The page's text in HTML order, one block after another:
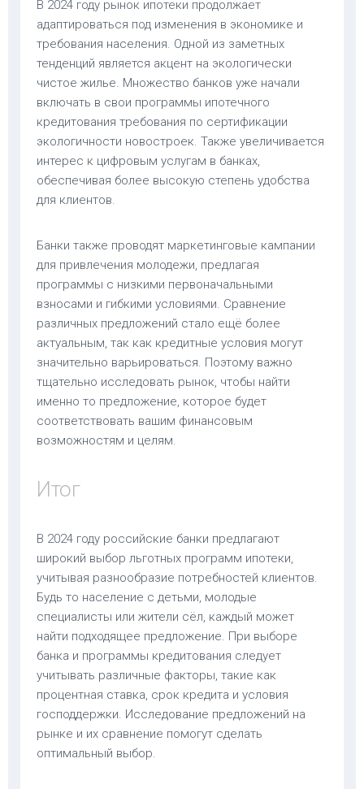
В 2024 году рынок ипотеки продолжает
адаптироваться под изменения в экономике и
требования населения. Одной из заметных
тенденций является акцент на экологически
чистое жилье. Множество банков уже начали
включать в свои программы ипотечного
кредитования требования по сертификации
экологичности новостроек. Также увеличивается
интерес к цифровым услугам в банках,
обеспечивая более высокую степень удобства
для клиентов.
Банки также проводят маркетинговые кампании
для привлечения молодежи, предлагая
программы с низкими первоначальными
взносами и гибкими условиями. Сравнение
различных предложений стало ещё более
актуальным, так как кредитные условия могут
значительно варьироваться. Поэтому важно
тщательно исследовать рынок, чтобы найти
именно то предложение, которое будет
соответствовать вашим финансовым
возможностям и целям.
Итог
В 2024 году российские банки предлагают
широкий выбор льготных программ ипотеки,
учитывая разнообразие потребностей клиентов.
Будь то население с детьми, молодые
специалисты или жители сёл, каждый может
найти подходящее предложение. При выборе
банка и программы кредитования следует
учитывать различные факторы, такие как
процентная ставка, срок кредита и условия
господдержки. Исследование предложений на
рынке и их сравнение помогут сделать
оптимальный выбор.